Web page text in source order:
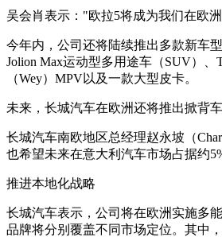
吴会肖表示："欧拉5将成为我们在欧
今年内，公司还将陆续推出多款新车
Jolion Max运动型多用途车（SUV）、
（Wey）MPV以及一款大型皮卡。
未来，长城汽车在欧洲还将推出掀背
长城汽车南欧地区总经理赵永坡（
也希望未来在意大利汽车市场占据约
推进本地化战略
长城汽车表示，公司将在欧洲实施多
品牌将分别覆盖不同市场定位。其中